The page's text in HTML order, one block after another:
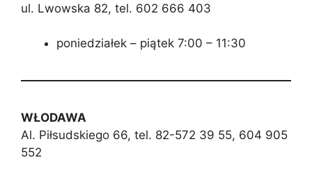
ul. Lwowska 82, tel. 602 666 403
poniedziałek – piątek 7:00 – 11:30
WŁODAWA
Al. Piłsudskiego 66, tel. 82-572 39 55, 604 905
552